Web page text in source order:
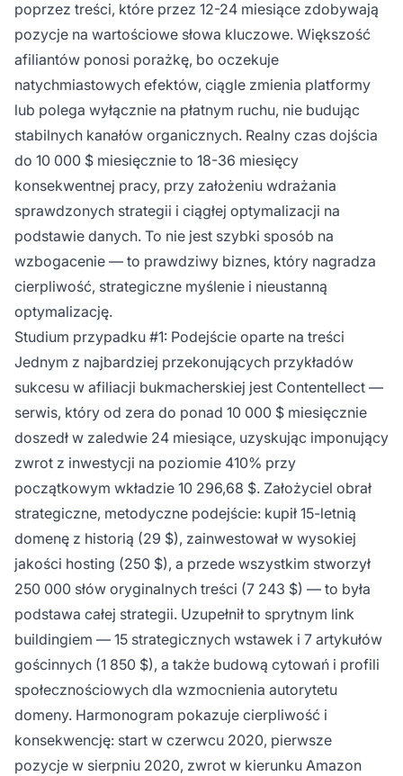
poprzez treści, które przez 12-24 miesiące zdobywają
pozycje na wartościowe słowa kluczowe. Większość
afiliantów ponosi porażkę, bo oczekuje
natychmiastowych efektów, ciągle zmienia platformy
lub polega wyłącznie na płatnym ruchu, nie budując
stabilnych kanałów organicznych. Realny czas dojścia
do 10 000 $ miesięcznie to 18-36 miesięcy
konsekwentnej pracy, przy założeniu wdrażania
sprawdzonych strategii i ciągłej optymalizacji na
podstawie danych. To nie jest szybki sposób na
wzbogacenie — to prawdziwy biznes, który nagradza
cierpliwość, strategiczne myślenie i nieustanną
optymalizację.
Studium przypadku #1: Podejście oparte na treści
Jednym z najbardziej przekonujących przykładów
sukcesu w afiliacji bukmacherskiej jest Contentellect —
serwis, który od zera do ponad 10 000 $ miesięcznie
doszedł w zaledwie 24 miesiące, uzyskując imponujący
zwrot z inwestycji na poziomie 410% przy
początkowym wkładzie 10 296,68 $. Założyciel obrał
strategiczne, metodyczne podejście: kupił 15-letnią
domenę z historią (29 $), zainwestował w wysokiej
jakości hosting (250 $), a przede wszystkim stworzył
250 000 słów oryginalnych treści (7 243 $) — to była
podstawa całej strategii. Uzupełnił to sprytnym link
buildingiem — 15 strategicznych wstawek i 7 artykułów
gościnnych (1 850 $), a także budową cytowań i profili
społecznościowych dla wzmocnienia autorytetu
domeny. Harmonogram pokazuje cierpliwość i
konsekwencję: start w czerwcu 2020, pierwsze
pozycje w sierpniu 2020, zwrot w kierunku Amazon